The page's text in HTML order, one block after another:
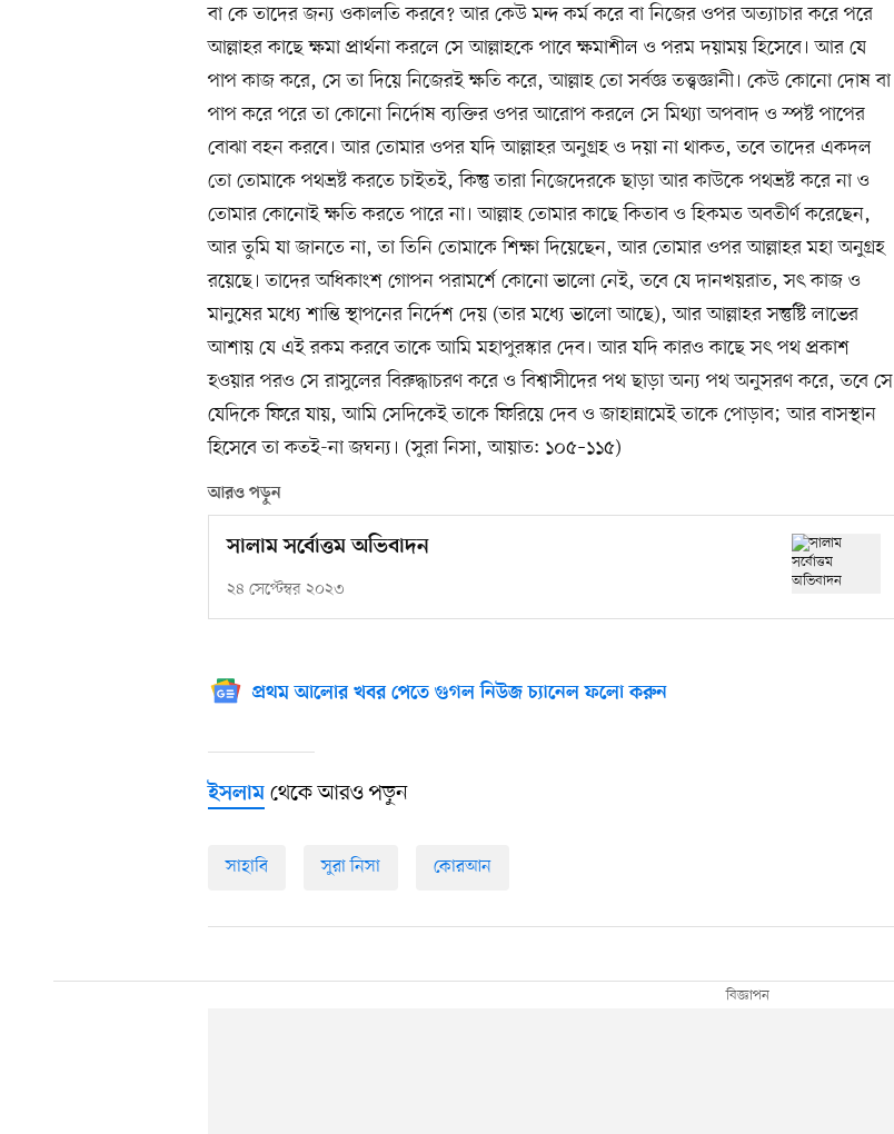
বা কে তাদের জন্য ওকালতি করবে? আর কেউ মন্দ কর্ম করে বা নিজের ওপর অত্যাচার করে পরে
আল্লাহর কাছে ক্ষমা প্রার্থনা করলে সে আল্লাহকে পাবে ক্ষমাশীল ও পরম দয়াময় হিসেবে। আর যে
পাপ কাজ করে, সে তা দিয়ে নিজেরই ক্ষতি করে, আল্লাহ তো সর্বজ্ঞ তত্ত্বজ্ঞানী। কেউ কোনো দোষ বা
পাপ করে পরে তা কোনো নির্দোষ ব্যক্তির ওপর আরোপ করলে সে মিথ্যা অপবাদ ও স্পষ্ট পাপের
বোঝা বহন করবে। আর তোমার ওপর যদি আল্লাহর অনুগ্রহ ও দয়া না থাকত, তবে তাদের একদল
তো তোমাকে পথভ্রষ্ট করতে চাইতই, কিন্তু তারা নিজেদেরকে ছাড়া আর কাউকে পথভ্রষ্ট করে না ও
তোমার কোনোই ক্ষতি করতে পারে না। আল্লাহ তোমার কাছে কিতাব ও হিকমত অবতীর্ণ করেছেন,
আর তুমি যা জানতে না, তা তিনি তোমাকে শিক্ষা দিয়েছেন, আর তোমার ওপর আল্লাহর মহা অনুগ্রহ
রয়েছে। তাদের অধিকাংশ গোপন পরামর্শে কোনো ভালো নেই, তবে যে দানখয়রাত, সৎ কাজ ও
মানুষের মধ্যে শান্তি স্থাপনের নির্দেশ দেয় (তার মধ্যে ভালো আছে), আর আল্লাহর সন্তুষ্টি লাভের
আশায় যে এই রকম করবে তাকে আমি মহাপুরস্কার দেব। আর যদি কারও কাছে সৎ পথ প্রকাশ
হওয়ার পরও সে রাসুলের বিরুদ্ধাচরণ করে ও বিশ্বাসীদের পথ ছাড়া অন্য পথ অনুসরণ করে, তবে সে
যেদিকে ফিরে যায়, আমি সেদিকেই তাকে ফিরিয়ে দেব ও জাহান্নামেই তাকে পোড়াব; আর বাসস্থান
হিসেবে তা কতই-না জঘন্য। (সুরা নিসা, আয়াত: ১০৫–১১৫)
আরও পড়ুন
সালাম সর্বোত্তম অভিবাদন
২৪ সেপ্টেম্বর ২০২৩
প্রথম আলোর খবর পেতে গুগল নিউজ চ্যানেল ফলো করুন
ইসলাম থেকে আরও পড়ুন
সাহাবি সুরা নিসা কোরআন